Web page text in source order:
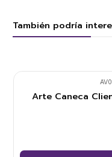
También podría
Arte Caneca